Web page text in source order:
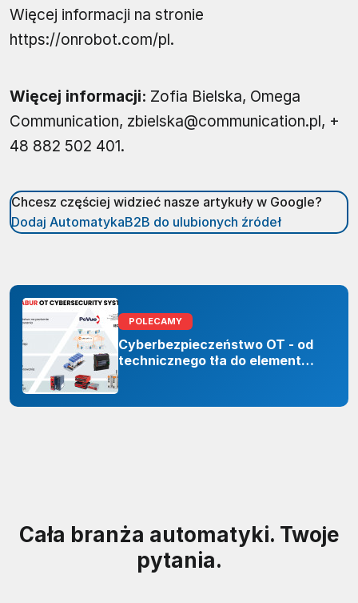
Więcej informacji na stronie
https://onrobot.com/pl.
Więcej informacji: Zofia Bielska, Omega
Communication, zbielska@communication.pl, +
48 882 502 401.
Chcesz częściej widzieć nasze artykuły w Google?
Dodaj AutomatykaB2B do ulubionych źródeł
POLECAMY
Cyberbezpieczeństwo OT - od
technicznego tła do elementu
Cała branża automatyki. Twoje
pytania.